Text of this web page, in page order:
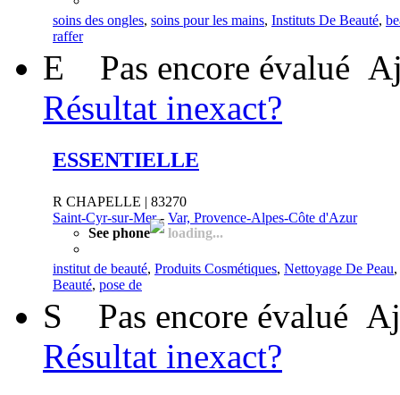
soins des ongles, soins pour les mains, Instituts De Beauté,
raffer
E Pas encore évalué
Résultat inexact?
ESSENTIELLE
R CHAPELLE | 83270
Saint-Cyr-sur-Mer- Var, Provence-Alpes-Côte d'Azur
See phone
loading...
institut de beauté, Produits Cosmétiques, Nettoyage De Peau,
Beauté, pose de
S Pas encore évalué
Résultat inexact?